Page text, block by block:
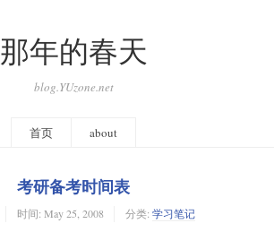
那年的春天
blog.YUzone.net
首页 about
考研备考时间表
时间: May 25, 2008 分类: 学习笔记